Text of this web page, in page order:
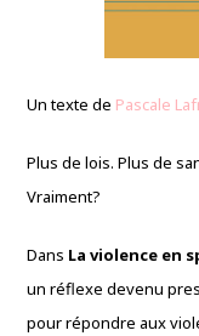
Un texte de Pascale
Plus de lois. Plus de
Vraiment?
Dans La violence en
un réflexe devenu
pour répondre aux